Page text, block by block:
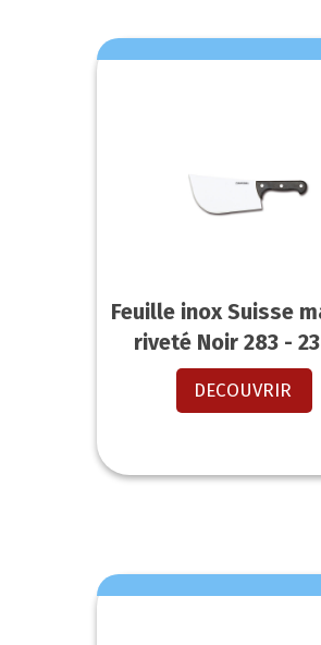
Feuille inox Suisse
riveté Noir 283 -
DECOUVRIR